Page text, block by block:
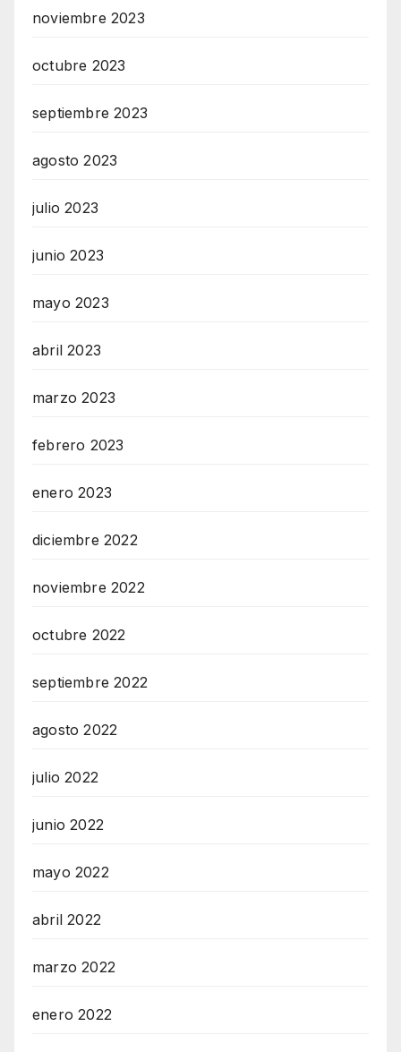
noviembre 2023
octubre 2023
septiembre 2023
agosto 2023
julio 2023
junio 2023
mayo 2023
abril 2023
marzo 2023
febrero 2023
enero 2023
diciembre 2022
noviembre 2022
octubre 2022
septiembre 2022
agosto 2022
julio 2022
junio 2022
mayo 2022
abril 2022
marzo 2022
enero 2022